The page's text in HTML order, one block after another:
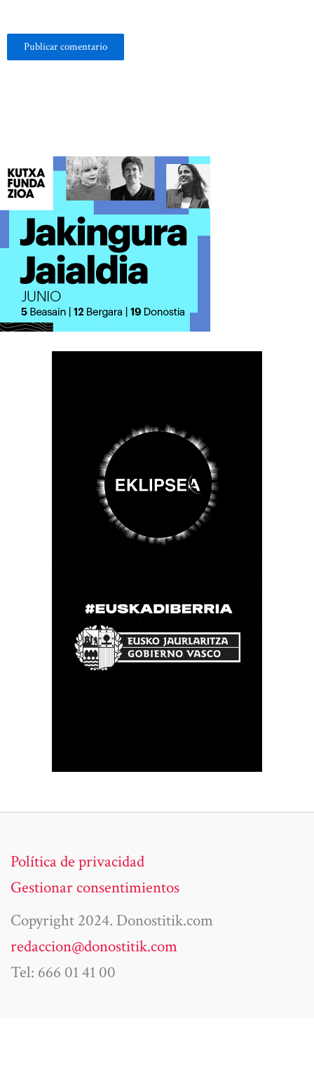
Política de privacidad
Gestionar consentimientos
Copyright 2024. Donostitik.com
redaccion@donostitik.com
Tel: 666 01 41 00